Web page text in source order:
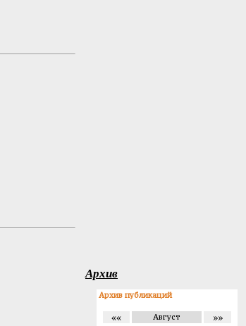
Архив
Архив публикаций
«« Август »»